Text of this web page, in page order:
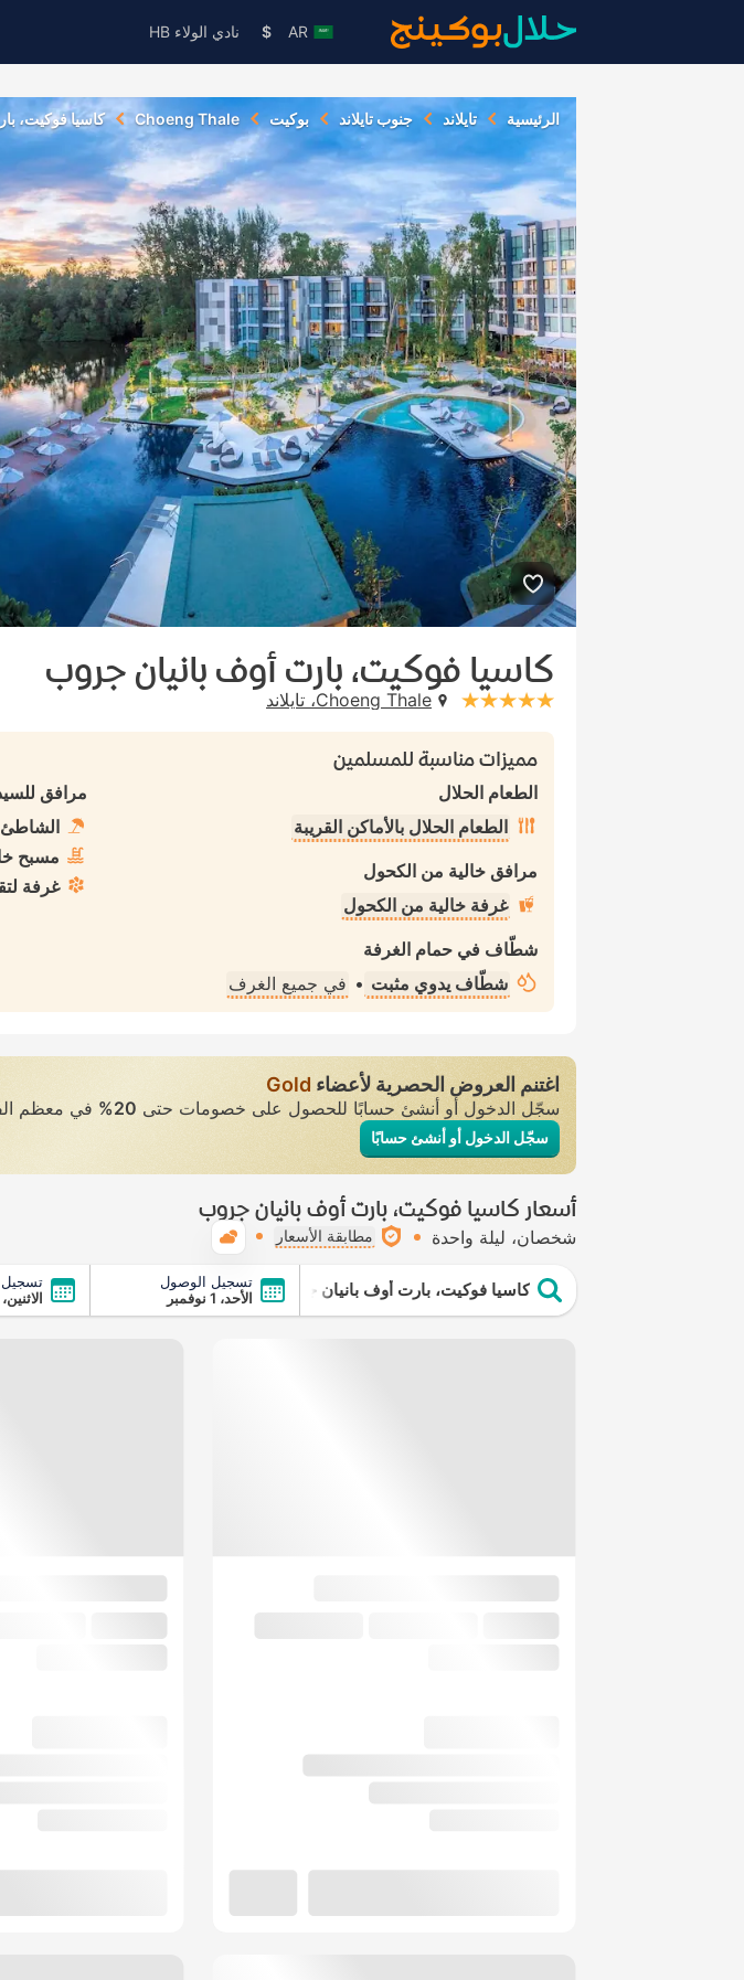
AR
$ نادي الولاء HB
الرئيسية تايلاند جنوب تايلاند بوكيت Choeng Thale كاسيا فوكيت،
كاسيا فوكيت، بارت أوف بانيان جروب
stars: 5
Choeng Thale، تايلاند
مميزات مناسبة للمسلمين
الطعام الحلال
الطعام الحلال بالأماكن القريبة
مرافق خالية من الكحول
غرفة خالية من الكحول
شطّاف في حمام الغرفة
شطّاف يدوي مثبت • في جميع الغرف
مرافق
الشاطئ
مسبح
غرفة
اغتنم العروض الحصرية لأعضاء Gold
سجّل الدخول أو أنشئ حسابًا للحصول على خصومات حتى 20% في معظم
سجّل الدخول أو أنشئ حسابًا
أسعار كاسيا فوكيت، بارت أوف بانيان جروب
شخصان ليلة واحدة مطابقة الأسعار
كاسيا فوكيت، بارت أوف بانيان جروب
تسجيل الوصول
الأحد، 1 نوفمبر
تسجيل
الاثنين، 2 نوفمبر